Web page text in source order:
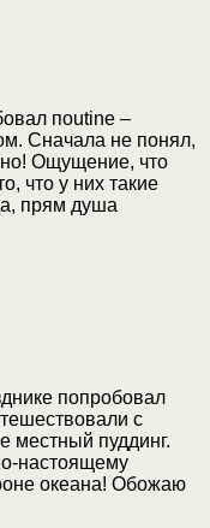
пoutine –
Сначала не понял,
Ощущение, что
что у них такие
прям душа
попробовал
с
местный пуддинг.
настоящему
океана! Обожаю